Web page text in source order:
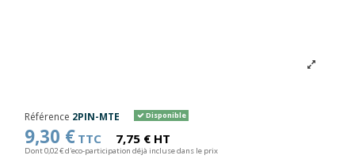
Référence 2PIN-MTE Disponible
9,30 € TTC 7,75 € HT
Dont 0,02 € d'eco-participation déjà incluse dans le prix